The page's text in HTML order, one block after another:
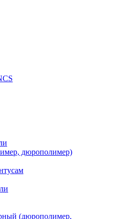
дюрополимер)
(дюрополимер,